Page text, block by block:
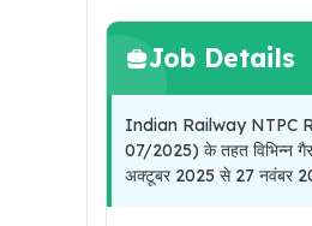
Job Details
Indian Railway NTPC
07/2025) के तहत विभिन्न
अक्टूबर 2025 से 27 नवंबर